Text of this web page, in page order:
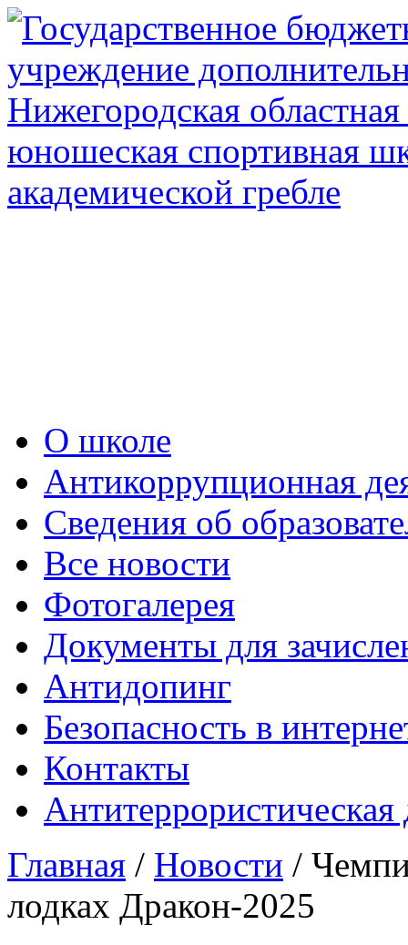
О школе
Антикоррупционная
Сведения об
Все новости
Фотогалерея
Документы для
Антидопинг
Безопасность в
Контакты
Антитеррористическая
Главная / Новости /
лодках Дракон-2025